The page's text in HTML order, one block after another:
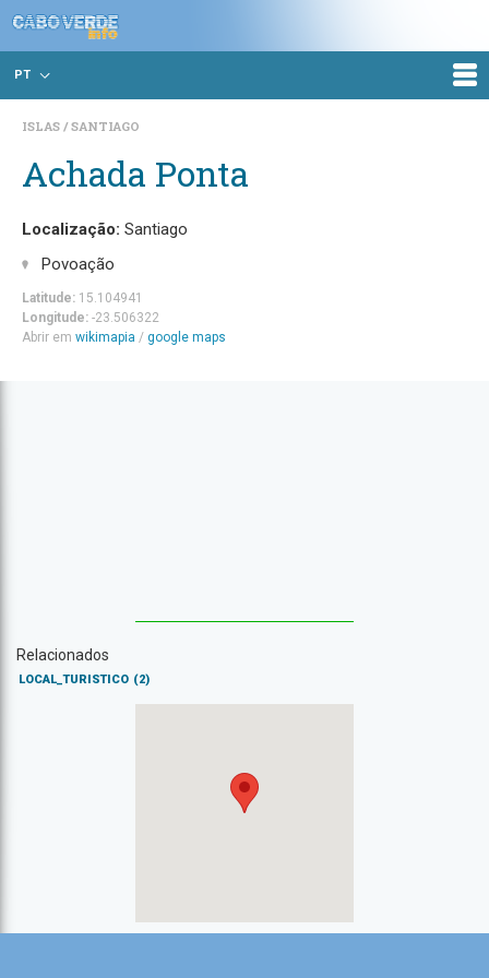
PT
ISLAS SANTIAGO
Achada Ponta
Localização: Santiago
Povoação
Latitude: 15.104941
Longitude: -23.506322
Abrir em wikimapia / google maps
Relacionados
LOCAL_TURISTICO (2)